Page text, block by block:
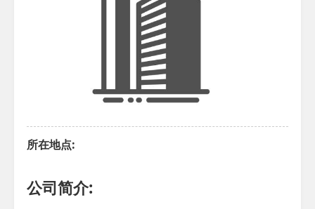
所在地点:
公司简介: